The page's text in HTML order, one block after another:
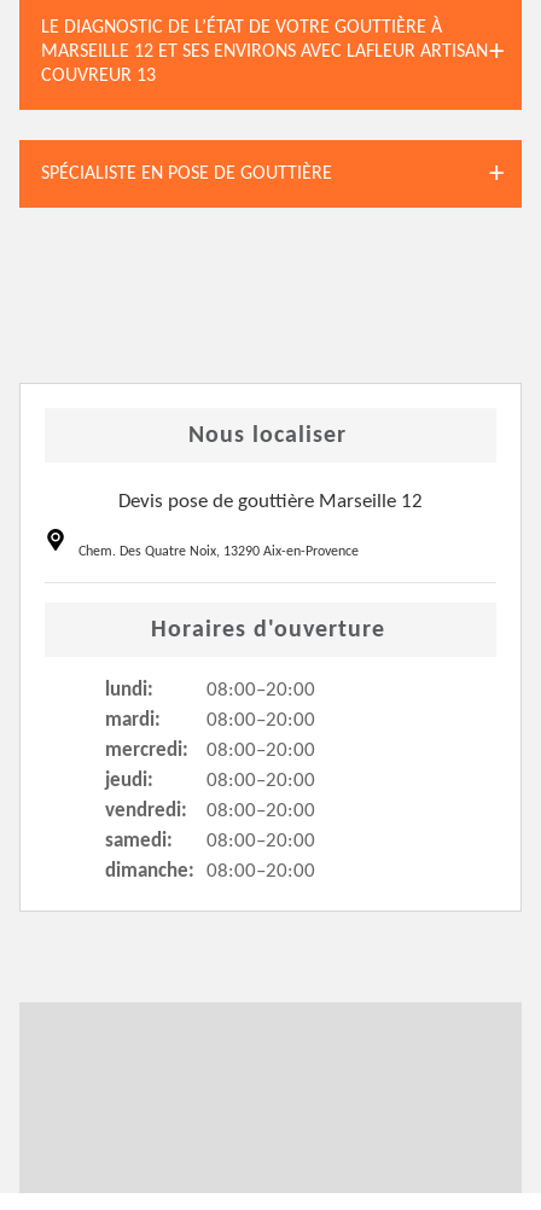
LE DIAGNOSTIC DE L’ÉTAT DE VOTRE GOUTTIÈRE À
MARSEILLE 12 ET SES ENVIRONS AVEC LAFLEUR ARTISAN
COUVREUR 13
SPÉCIALISTE EN POSE DE GOUTTIÈRE
Nous localiser
Devis pose de gouttière Marseille 12
Chem. Des Quatre Noix, 13290 Aix-en-Provence
Horaires d'ouverture
lundi:
08:00–20:00
mardi:
08:00–20:00
mercredi:
08:00–20:00
jeudi:
08:00–20:00
vendredi:
08:00–20:00
samedi:
08:00–20:00
dimanche:
08:00–20:00